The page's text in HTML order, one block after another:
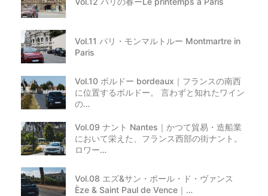
Vol.11 パリ・モンマルトルー Montmartre in
Paris
Vol.10 ボルドー bordeaux｜フランスの南西
に位置するボルドー。 言わずと知れたワイン
の…
Vol.09 ナント Nantes｜かつて貿易・造船業
において栄えた、フランス西部の街ナント。
ロワー…
Vol.08 エズ&サン・ポール・ド・ヴァンス
Èze & Saint Paul de Vence｜…